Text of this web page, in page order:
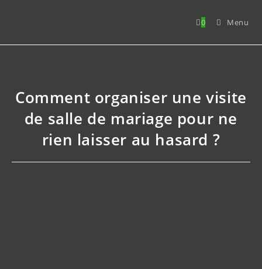
0 Menu
Comment organiser une visite
de salle de mariage pour ne
rien laisser au hasard ?